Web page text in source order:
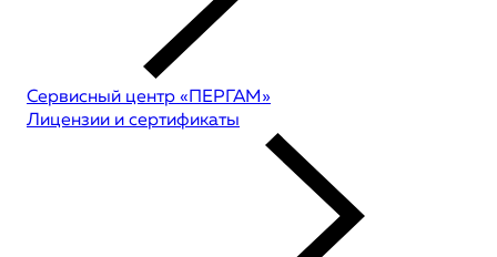
Сервисный центр «ПЕРГАМ»
Лицензии и сертификаты